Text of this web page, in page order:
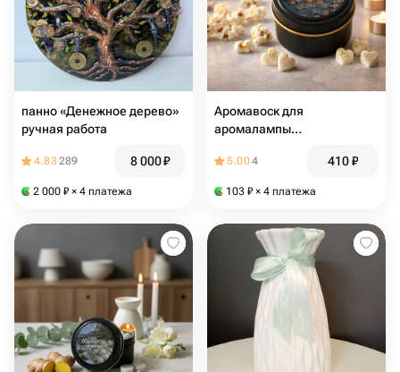
панно «Денежное дерево»
ручная работа
4.83289 8 000₽
2 000 ₽ × 4 платежа
Аромавоск для
аромалампы
30 гр
5.004 410₽
103 ₽ × 4 платежа